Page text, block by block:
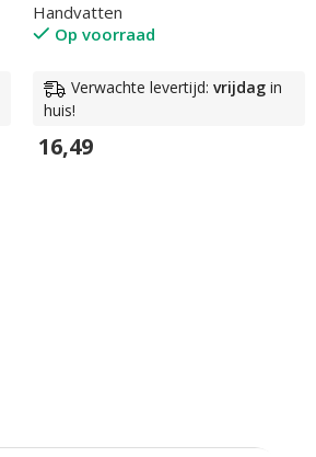
Handvatten
Op voorraad
Verwachte levertijd:vrijdag in
huis!
16,49